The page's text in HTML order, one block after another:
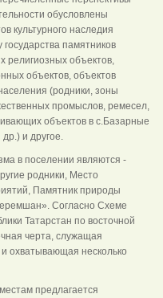
обусловлены
культурного наследия
памятников
религиозных объектов,
объектов, объектов
(родники, зоны
промыслов, ремесел,
объектов в с.Базарные
и другое.
в поселении являются -
родники, Место
Памятник природы
Согласно Схеме
Татарстан по восточной
черта, служащая
охватывающая несколько
предлагается